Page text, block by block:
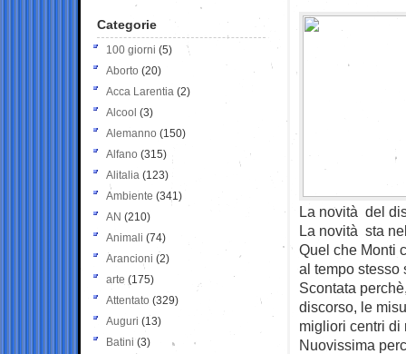
La novità del
La novità sta
Quel che Monti
al tempo stesso
Scontata
discorso, le
migliori centri di
Nuovissima
Categorie
100 giorni (5)
Aborto (20)
Acca Larentia (2)
Alcool (3)
Alemanno (150)
Alfano (315)
Alitalia (123)
Ambiente (341)
AN (210)
Animali (74)
Arancioni (2)
arte (175)
Attentato (329)
Auguri (13)
Batini (3)